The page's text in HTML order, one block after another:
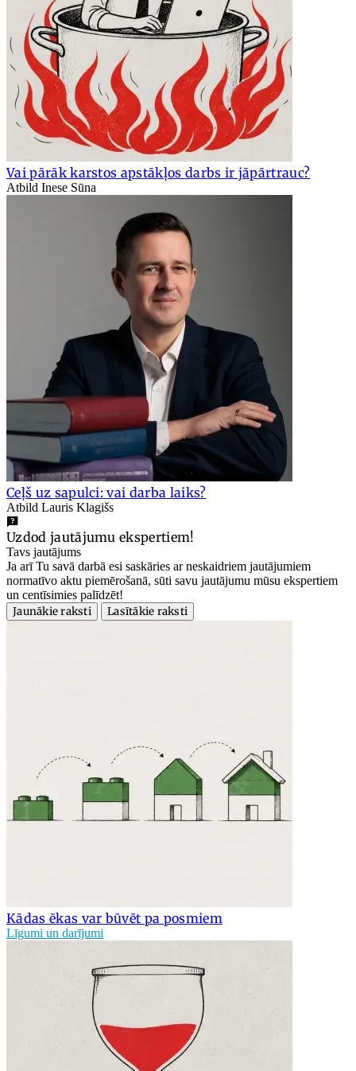
Vai pārāk karstos apstākļos darbs ir jāpārtrauc?
Atbild Inese Sūna
Ceļš uz sapulci: vai darba laiks?
Atbild Lauris Klagišs
Uzdod jautājumu ekspertiem!
Tavs jautājums
Ja arī Tu savā darbā esi saskāries ar neskaidriem jautājumiem
normatīvo aktu piemērošanā, sūti savu jautājumu mūsu ekspertiem
un centīsimies palīdzēt!
Jaunākie raksti
Lasītākie raksti
Kādas ēkas var būvēt pa posmiem
Līgumi un darījumi